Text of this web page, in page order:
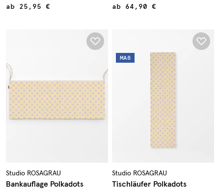
ab 25,95 € ab 64,90 €
Studio ROSAGRAU
Bankauflage Polkadots
MAß
Studio ROSAGRAU
Tischläufer Polkadots